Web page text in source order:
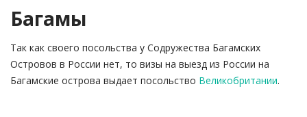
Багамы
Так как своего посольства у Содружества Багамских
Островов в России нет, то визы на выезд из России на
Багамские острова выдает посольство Великобритании.